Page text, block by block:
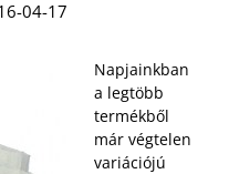
04-17
Napjainkban
a legtöbb
termékből
már végtelen
variációjú